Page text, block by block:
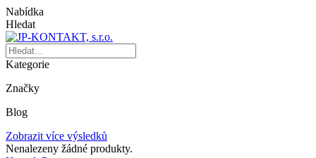
Nabídka
Hledat
Kategorie
Značky
Blog
Zobrazit více výsledků
Nenalezeny žádné produkty.